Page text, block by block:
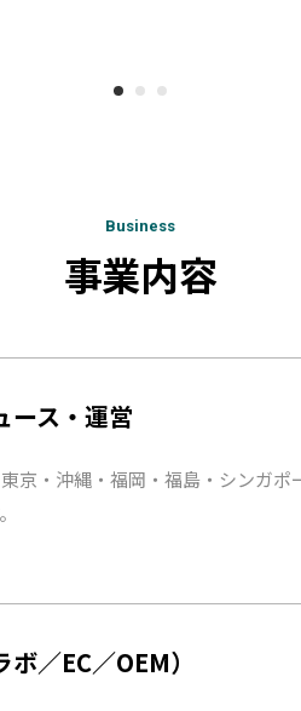
Business
事業内容
ース・運営
京・沖縄・福岡・福島・シンガ
／EC／OEM）